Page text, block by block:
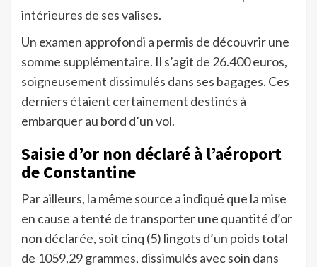
intérieures de ses valises.
Un examen approfondi a permis de découvrir une
somme supplémentaire. Il s’agit de 26.400 euros,
soigneusement dissimulés dans ses bagages. Ces
derniers étaient certainement destinés à
embarquer au bord d’un vol.
Saisie d’or non déclaré à l’aéroport
de Constantine
Par ailleurs, la même source a indiqué que la mise
en cause a tenté de transporter une quantité d’or
non déclarée, soit cinq (5) lingots d’un poids total
de 1059,29 grammes, dissimulés avec soin dans